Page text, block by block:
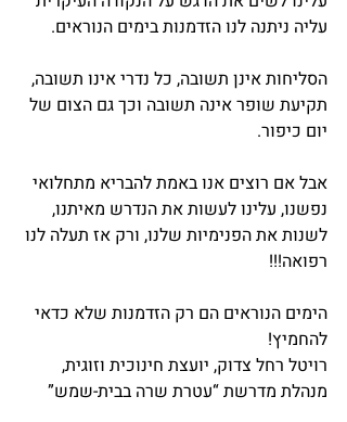
עליה ניתנה לנו הזדמנות בימים הנוראים.
הסליחות אינן תשובה, כל נדרי אינו תשובה,
תקיעת שופר אינה תשובה וכך גם הצום של
יום כיפור.
אבל אם רוצים אנו באמת להבריא מתחלואי
נפשנו, עלינו לעשות את הנדרש מאיתנו,
לשנות את הפנימיות שלנו, ורק אז תעלה לנו
רפואה!!!
הימים הנוראים הם רק הזדמנות שלא כדאי
להחמיץ!
רויטל רחל צדוק, יועצת חינוכית וזוגית,
מנהלת מדרשת “עטרת שרה בבית-שמש”